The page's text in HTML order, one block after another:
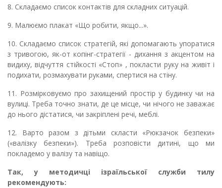
8. Складаємо список контактів для складних ситуацій.
9. Малюємо плакат «Що робити, якщо...».
10. Складаємо список стратегій, які допомагають упоратися
з тривогою, як-от копінг-стратегії - дихання з акцентом на
видиху, відчуття стійкості «Стоп» , покласти руку на живіт і
подихати, розмахувати руками, спертися на стіну.
11. Розмірковуємо про захищений простір у будинку чи на
вулиці. Треба точно знати, де це місце, чи нічого не заважає
до нього дістатися, чи закріплені речі, меблі.
12. Варто разом з дітьми скласти «Рюкзачок безпеки»
(«валізку безпеки»). Треба розповісти дитині, що ми
покладемо у валізу та навіщо.
Так, у методичці ізраїльської служби тилу
рекомендують: